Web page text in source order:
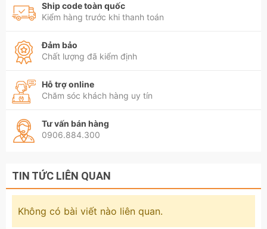
Cần điếu Century có lỗ 10mm,
Cần điếu Century có lỗ 12mm,
Cần điếu Century có lỗ 13mm,
Cần điếu Century có lỗ 15mm,
Cần điếu Century có lỗ 17mm,
Cần điếu Century có lỗ 18mm,
Ship code toàn quốc
Kiểm hàng trước khi thanh toán
Đảm bảo
Chất lượng đã kiểm định
Hỗ trợ online
Chăm sóc khách hàng uy tín
Tư vấn bán hàng
0906.884.300
TIN TỨC LIÊN QUAN
Không có bài viết nào liên quan.